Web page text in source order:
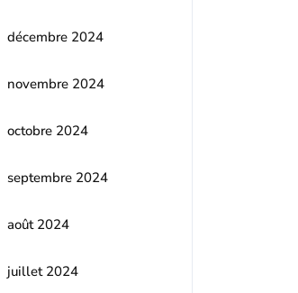
décembre 2024
novembre 2024
octobre 2024
septembre 2024
août 2024
juillet 2024